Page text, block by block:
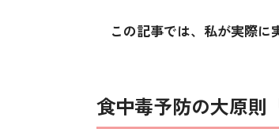
この記事では、私が実際に
食中毒予防の大原則